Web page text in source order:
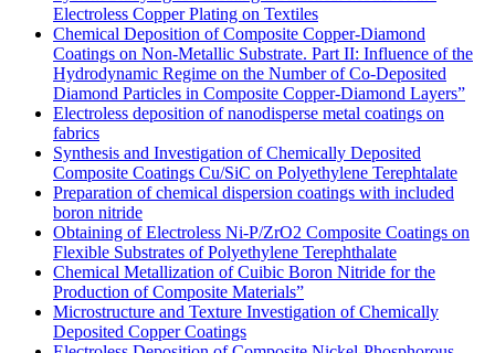
Electroless Copper Plating on Textiles
Chemical Deposition of Composite Copper-Diamond
Coatings on Non-Metallic Substrate. Part II: Influence of the
Hydrodynamic Regime on the Number of Co-Deposited
Diamond Particles in Composite Copper-Diamond Layers”
Electroless deposition of nanodisperse metal coatings on
fabrics
Synthesis аnd Investigation оf Chemically Deposited
Composite Coatings Cu/SiC оn Polyethylene Terephtalate
Preparation of chemical dispersion coatings with included
boron nitride
Obtaining of Electroless Ni-P/ZrO2 Composite Coatings on
Flexible Substrates of Polyethylene Terephthalate
Chemical Metallization of Cuibic Boron Nitride for the
Production of Composite Materials”
Microstructure and Texture Investigation of Chemically
Deposited Copper Coatings